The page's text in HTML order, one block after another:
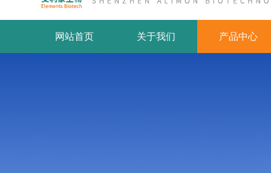
网站首页 关于我们 产品中心